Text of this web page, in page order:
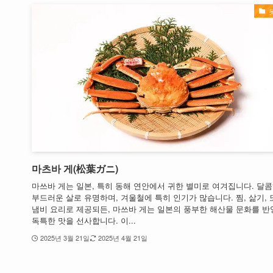
마츠바 게(松葉ガニ)
마쓰바 게는 일본, 특히 동해 연안에서 귀한 별미로 여겨집니다. 달
부드러운 살로 유명하며, 겨울철에 특히 인기가 많습니다. 찜, 삶기,
냄비 요리로 제공되든, 마쓰바 게는 일본의 풍부한 해산물 문화를 반
독특한 맛을 선사합니다. 이...
2025년 3월 21일 2025년 4월 21일